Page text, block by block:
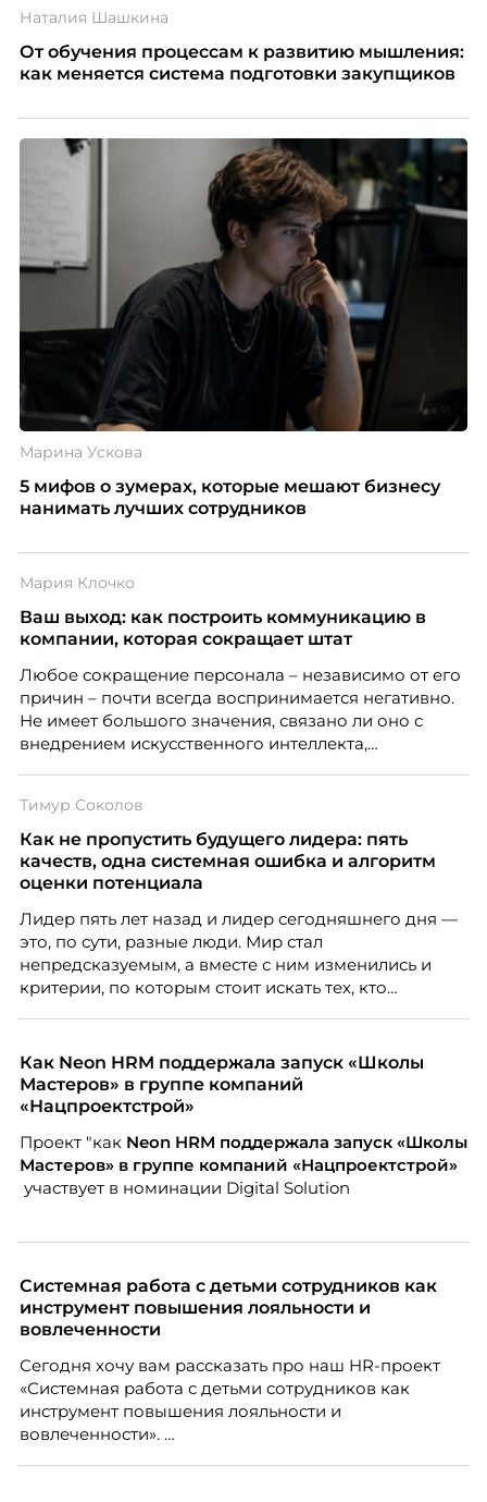
Наталия Шашкина
От обучения процессам к развитию мышления:
как меняется система подготовки закупщиков
Марина Ускова
5 мифов о зумерах, которые мешают бизнесу
нанимать лучших сотрудников
Мария Клочко
Ваш выход: как построить коммуникацию в
компании, которая сокращает штат
Любое сокращение персонала – независимо от его
причин – почти всегда воспринимается негативно.
Не имеет большого значения, связано ли оно с
внедрением искусственного интеллекта,
структуры компании. Для сотрудников сокращения
означают потерю стабильности, а для внешнего
рынка становятся сигналом о возможных
проблемах организации. В результате увольнения
негативно влияет HR-бренд работодателя.
Тимур Соколов
Как не пропустить будущего лидера: пять
качеств, одна системная ошибка и алгоритм
оценки потенциала
Лидер пять лет назад и лидер сегодняшнего дня —
это, по сути, разные люди. Мир стал
непредсказуемым, а вместе с ним изменились и
критерии, по которым стоит искать тех, кто
«свадебного генерала», почему стандартные
системы оценки часто упускают самых талантливых
людей и как выявить лидерский потенциал ещё до
Тимур Соколов, ключевой эксперт по
стратегическому развитию и формированию
культуры лидерства в организациях.
Как Neon HRM поддержала запуск «Школы
Мастеров» в группе компаний
«Нацпроектстрой»
Проект "как Neon HRM поддержала запуск «Школы
Мастеров» в группе компаний «Нацпроектстрой»
участвует в номинации Digital Solution
Системная работа с детьми сотрудников как
инструмент повышения лояльности и
вовлеченности
Сегодня хочу вам рассказать про наш HR-проект
«Системная работа с детьми сотрудников как
инструмент повышения лояльности и
вовлеченности».